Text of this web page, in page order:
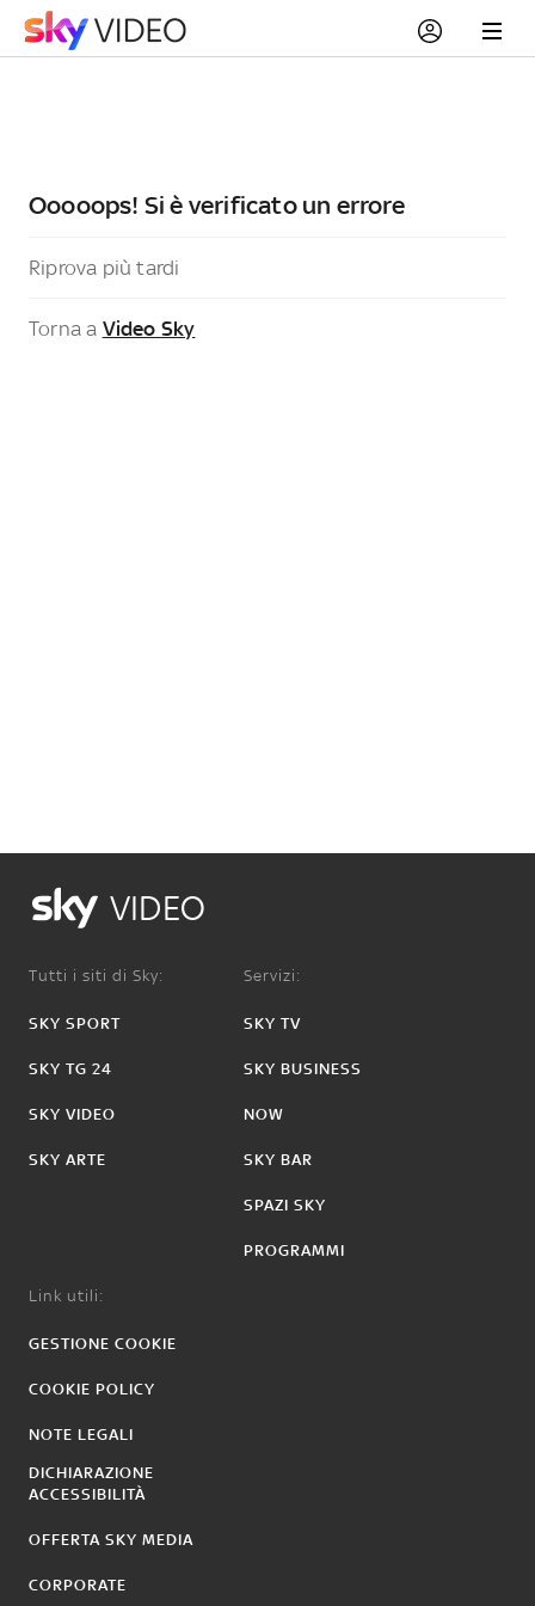
Ooooops! Si è verificato un errore
Riprova più tardi
Torna a Video Sky
VIDEO
Tutti i siti di Sky:
SKY SPORT
SKY TG 24
SKY VIDEO
SKY ARTE
Servizi:
SKY TV
SKY BUSINESS
NOW
SKY BAR
SPAZI SKY
PROGRAMMI
Link utili:
GESTIONE COOKIE
COOKIE POLICY
NOTE LEGALI
DICHIARAZIONE
ACCESSIBILITÀ
OFFERTA SKY MEDIA
CORPORATE